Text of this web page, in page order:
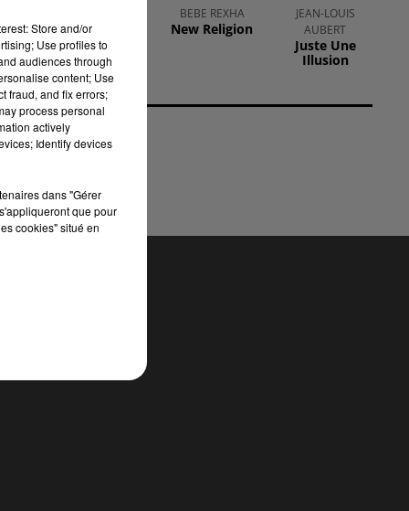
Girlfriend
BEBE REXHA
New Religion
JEAN-LOUIS
AUBERT
Juste Une
Illusion
Store and/or
Use profiles to
audiences through
content; Use
fraud, and fix errors;
process personal
actively
Identify devices
dans "Gérer
que pour
cookies" situé en